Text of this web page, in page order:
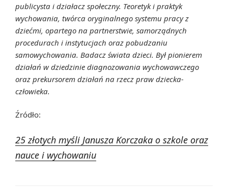
publicysta i działacz społeczny. Teoretyk i praktyk
wychowania, twórca oryginalnego systemu pracy z
dziećmi, opartego na partnerstwie, samorządnych
procedurach i instytucjach oraz pobudzaniu
samowychowania. Badacz świata dzieci. Był pionierem
działań w dziedzinie diagnozowania wychowawczego
oraz prekursorem działań na rzecz praw dziecka-
człowieka.
Źródło:
25 złotych myśli Janusza Korczaka o szkole oraz
nauce i wychowaniu